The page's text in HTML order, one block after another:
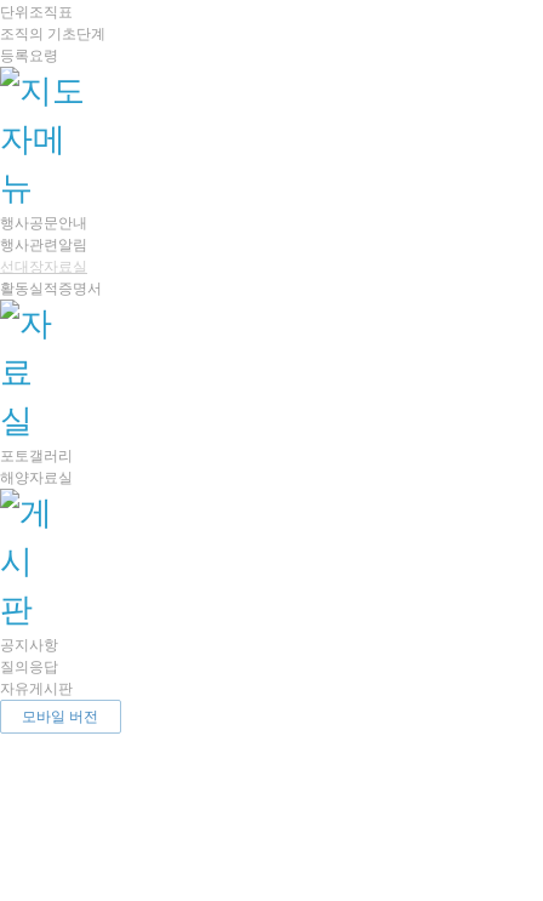
단위조직표
조직의 기초단계
등록요령
행사공문안내
행사관련알림
선대장자료실
활동실적증명서
포토갤러리
해양자료실
공지사항
질의응답
자유게시판
모바일 버전